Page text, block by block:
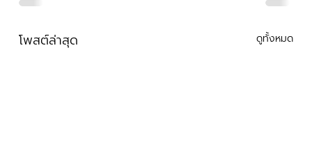
โพสต์ล่าสุด ดูทั้งหมด